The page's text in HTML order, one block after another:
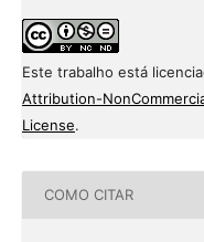
Este trabalho está
Attribution-
License.
COMO CITAR